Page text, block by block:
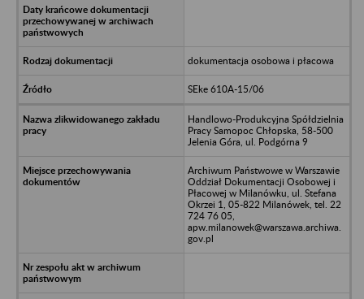
dokumentacja osobowa i płacowa
SEke 610A-15/06
Handlowo-Produkcyjna Spółdzielnia
Pracy Samopoc Chłopska, 58-500
Jelenia Góra, ul. Podgórna 9
Archiwum Państwowe w Warszawie
Oddział Dokumentacji Osobowej i
Płacowej w Milanówku, ul. Stefana
Okrzei 1, 05-822 Milanówek, tel. 22
724 76 05,
apw.milanowek@warszawa.archiwa.
gov.pl